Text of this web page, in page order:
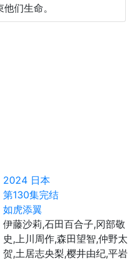
们生命。
2024 日本
第130集完结
如虎添翼
伊藤沙莉,石田百合子,冈部敬
史,上川周作,森田望智,仲野太
贺,土居志央梨,樱井由纪,平岩